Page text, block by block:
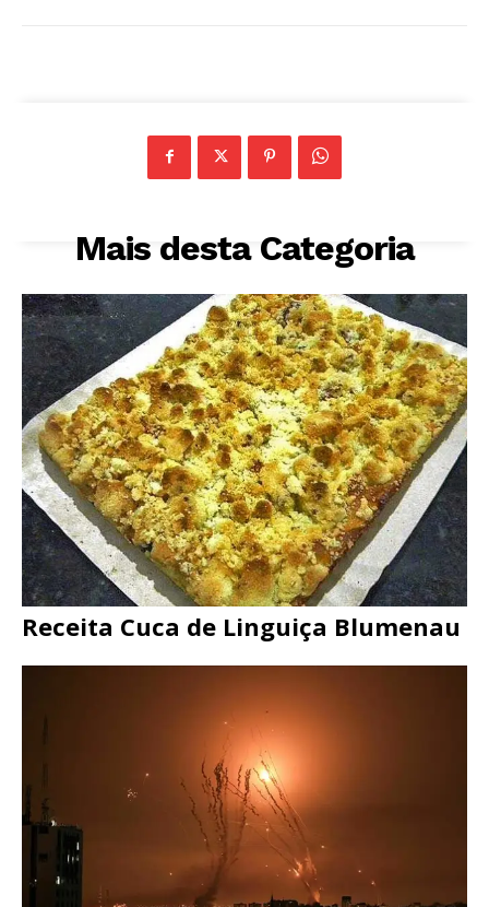
Mais desta Categoria
Receita Cuca de Linguiça Blumenau